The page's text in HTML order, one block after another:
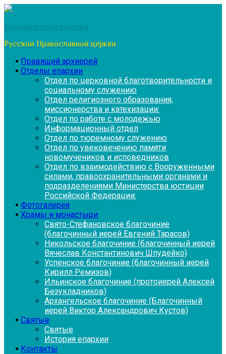
Перейти
содержимому
Кудымкарская епархия
Русской Православной церкви
Правящий архиерей
Отделы епархии
Отдел по церковной благотворительности и
социальному служению
Отдел религиозного образования,
миссионерства и катехизации:
Отдел по работе с молодежью
Информационный отдел
Отдел по тюремному служению
Отдел по увековечению памяти
новомучеников и исповедников
Отдел по взаимодействию с Вооруженными
силами, правоохранительными органами и
подразделениями Министерства юстиции
Российской Федерации:
Фотогалерея
Храмы и монастыри
Свято-Стефановское благочиние
(благочинный иерей Евгений Тарасов)
Никольское благочиние (благочинный иерей
Вячеслав Константинович Шпудейко)
Успенское благочиние (благочинный иерей
Кирилл Ремизов)
Ильинское благочиние (протоиерей Алексей
Безукладников)
Архангельское благочиние (Благочинный
иерей Виктор Александрович Кустов)
Святые
Святые
История епархии
Контакты